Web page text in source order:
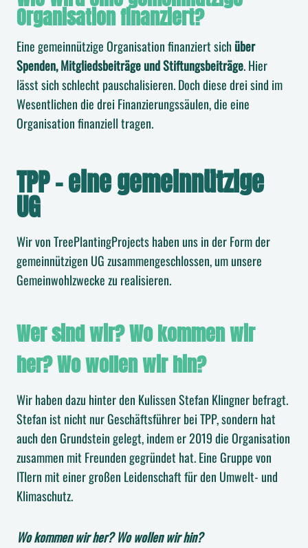
Organisation finanziert?
Eine gemeinnützige Organisation finanziert sichüber
Spenden, Mitgliedsbeiträge und Stiftungsbeiträge. Hier
lässt sich schlecht pauschalisieren. Doch diese drei sind im
Wesentlichen die drei Finanzierungssäulen, die eine
Organisation finanziell tragen.
TPP – eine gemeinnützige
UG
Wir von TreePlantingProjects haben uns in der Form der
gemeinnützigen UG zusammengeschlossen, um unsere
Gemeinwohlzwecke zu realisieren.
Wer sind wir? Wo kommen wir
her? Wo wollen wir hin?
Wir haben dazu hinter den Kulissen Stefan Klingner befragt.
Stefan ist nicht nur Geschäftsführer bei TPP, sondern hat
auch den Grundstein gelegt, indem er 2019 die Organisation
zusammen mit Freunden gegründet hat. Eine Gruppe von
ITlern mit einer großen Leidenschaft für den Umwelt- und
Klimaschutz.
Wo kommen wir her? Wo wollen wir hin?